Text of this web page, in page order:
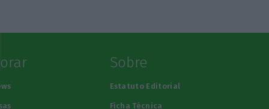
Sobre
Estatuto Editorial
Ficha Técnica